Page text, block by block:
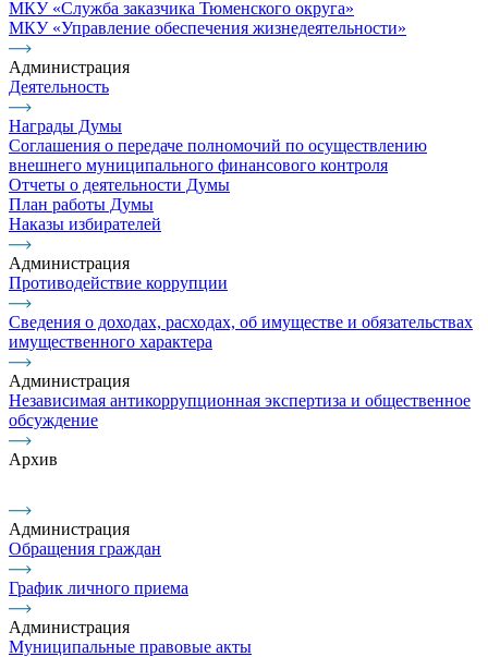
МКУ «Служба заказчика Тюменского округа»
МКУ «Управление обеспечения жизнедеятельности»
Администрация
Деятельность
Награды Думы
Соглашения о передаче полномочий по осуществлению
внешнего муниципального финансового контроля
Отчеты о деятельности Думы
План работы Думы
Наказы избирателей
Администрация
Противодействие коррупции
Сведения о доходах, расходах, об имуществе и обязательствах
имущественного характера
Администрация
Независимая антикоррупционная экспертиза и общественное
обсуждение
Архив
Администрация
Обращения граждан
График личного приема
Администрация
Муниципальные правовые акты